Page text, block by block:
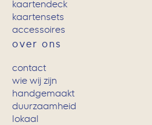
kaartendeck
kaartensets
accessoires
over ons
contact
wie wij zijn
handgemaakt
duurzaamheid
lokaal